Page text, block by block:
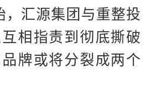
，汇源集团与重整投
相指责到彻底撕破
牌或将分裂成两个